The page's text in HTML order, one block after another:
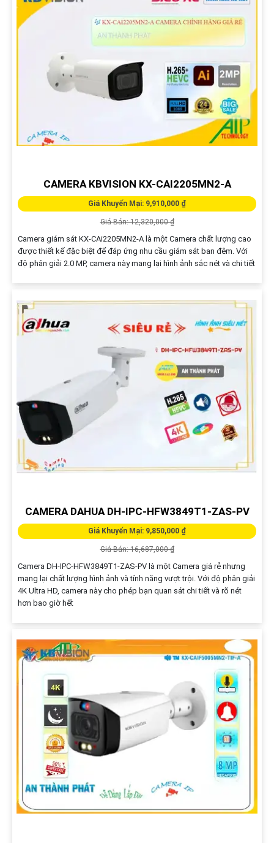
TRỜI CHẤT LƯỢNG
Giá Khuyến Mại: 900,000 ₫
Giá Bán: 1,250,000 ₫
Camera DH-IPC-HFW1230TL2-S5 sử dụng nguồn 12V, chất lượng
HD IP, giám sát sắc nét lên đến 2.0 MP. Với công nghệ thiếu sáng
Hồng Ngoại 30m, phù hợp cho dự án dân dụng
CAMERA KBVISION KX-CAI2205MN2-A
Giá Khuyến Mại: 9,910,000 ₫
Giá Bán: 12,320,000 ₫
Camera giám sát KX-CAi2205MN2-A là một Camera chất lượng cao
được thiết kế đặc biệt để đáp ứng nhu cầu giám sát ban đêm. Với
độ phân giải 2.0 MP, camera này mang lại hình ảnh sắc nét và chi tiết